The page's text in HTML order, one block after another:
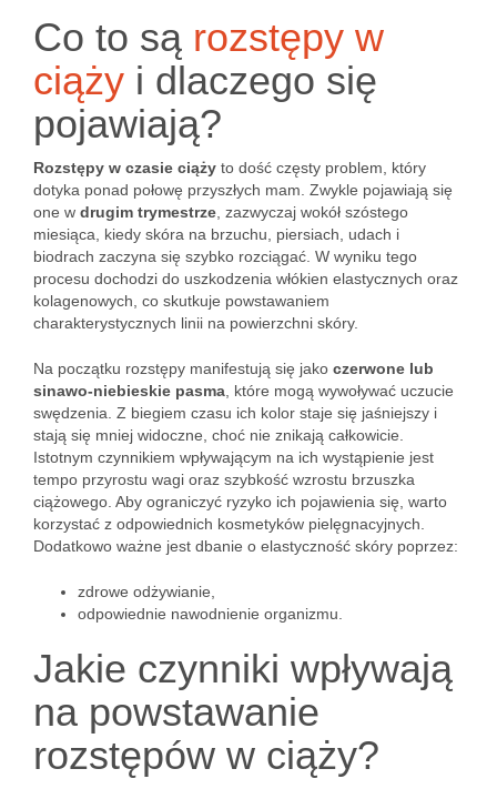
Co to są rozstępy w
ciąży i dlaczego się
pojawiają?
Rozstępy w czasie ciąży to dość częsty problem, który
dotyka ponad połowę przyszłych mam. Zwykle pojawiają się
one w drugim trymestrze , zazwyczaj wokół szóstego
miesiąca, kiedy skóra na brzuchu, piersiach, udach i
biodrach zaczyna się szybko rozciągać. W wyniku tego
procesu dochodzi do uszkodzenia włókien elastycznych oraz
kolagenowych, co skutkuje powstawaniem
charakterystycznych linii na powierzchni skóry.
Na początku rozstępy manifestują się jako czerwone lub
sinawo-niebieskie pasma , które mogą wywoływać uczucie
swędzenia. Z biegiem czasu ich kolor staje się jaśniejszy i
stają się mniej widoczne, choć nie znikają całkowicie.
Istotnym czynnikiem wpływającym na ich wystąpienie jest
tempo przyrostu wagi oraz szybkość wzrostu brzuszka
ciążowego. Aby ograniczyć ryzyko ich pojawienia się, warto
korzystać z odpowiednich kosmetyków pielęgnacyjnych.
Dodatkowo ważne jest dbanie o elastyczność skóry poprzez:
zdrowe odżywianie,
odpowiednie nawodnienie organizmu.
Jakie czynniki wpływają
na powstawanie
rozstępów w ciąży?